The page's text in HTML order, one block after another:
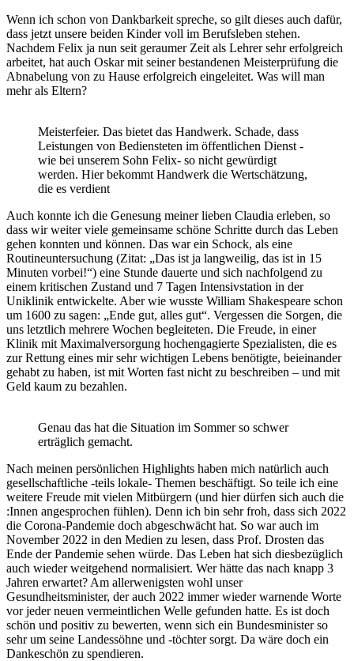
Wenn ich schon von Dankbarkeit spreche, so gilt dieses auch dafür,
dass jetzt unsere beiden Kinder voll im Berufsleben stehen.
Nachdem Felix ja nun seit geraumer Zeit als Lehrer sehr erfolgreich
arbeitet, hat auch Oskar mit seiner bestandenen Meisterprüfung die
Abnabelung von zu Hause erfolgreich eingeleitet. Was will man
mehr als Eltern?
Meisterfeier. Das bietet das Handwerk. Schade, dass
Leistungen von Bediensteten im öffentlichen Dienst -
wie bei unserem Sohn Felix- so nicht gewürdigt
werden. Hier bekommt Handwerk die Wertschätzung,
die es verdient
Auch konnte ich die Genesung meiner lieben Claudia erleben, so
dass wir weiter viele gemeinsame schöne Schritte durch das Leben
gehen konnten und können. Das war ein Schock, als eine
Routineuntersuchung (Zitat: „Das ist ja langweilig, das ist in 15
Minuten vorbei!“) eine Stunde dauerte und sich nachfolgend zu
einem kritischen Zustand und 7 Tagen Intensivstation in der
Uniklinik entwickelte. Aber wie wusste William Shakespeare schon
um 1600 zu sagen: „Ende gut, alles gut“. Vergessen die Sorgen, die
uns letztlich mehrere Wochen begleiteten. Die Freude, in einer
Klinik mit Maximalversorgung hochengagierte Spezialisten, die es
zur Rettung eines mir sehr wichtigen Lebens benötigte, beieinander
gehabt zu haben, ist mit Worten fast nicht zu beschreiben – und mit
Geld kaum zu bezahlen.
Genau das hat die Situation im Sommer so schwer
erträglich gemacht.
Nach meinen persönlichen Highlights haben mich natürlich auch
gesellschaftliche -teils lokale- Themen beschäftigt. So teile ich eine
weitere Freude mit vielen Mitbürgern (und hier dürfen sich auch die
:Innen angesprochen fühlen). Denn ich bin sehr froh, dass sich 2022
die Corona-Pandemie doch abgeschwächt hat. So war auch im
November 2022 in den Medien zu lesen, dass Prof. Drosten das
Ende der Pandemie sehen würde. Das Leben hat sich diesbezüglich
auch wieder weitgehend normalisiert. Wer hätte das nach knapp 3
Jahren erwartet? Am allerwenigsten wohl unser
Gesundheitsminister, der auch 2022 immer wieder warnende Worte
vor jeder neuen vermeintlichen Welle gefunden hatte. Es ist doch
schön und positiv zu bewerten, wenn sich ein Bundesminister so
sehr um seine Landessöhne und -töchter sorgt. Da wäre doch ein
Dankeschön zu spendieren.